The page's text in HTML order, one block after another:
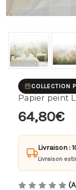
COLLECTION
Papier peint
64,80€
Livraison :
Livraison